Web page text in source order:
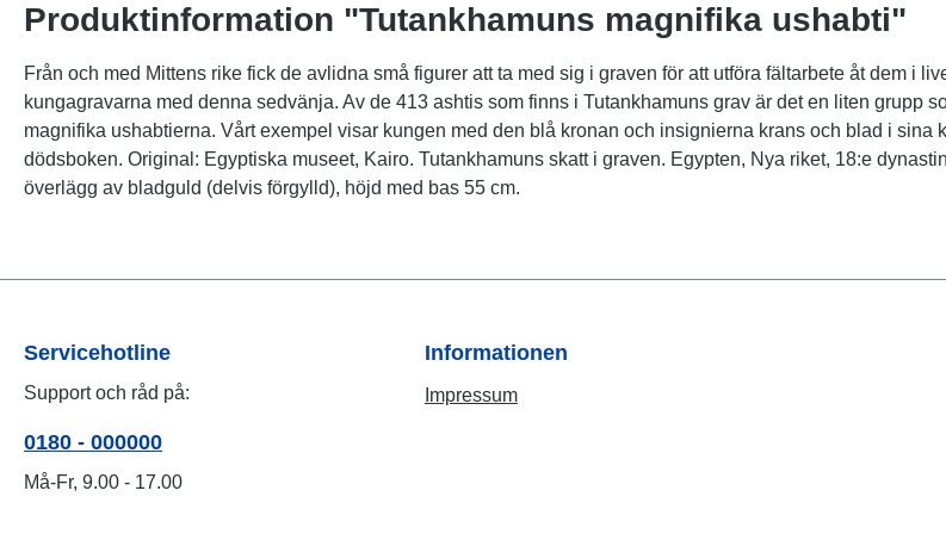
Produktinformation "Tutankhamuns magnifika ushabti"
Från och med Mittens rike fick de avlidna små figurer att ta med sig i graven för att utföra fältarbete åt dem i
kungagravarna med denna sedvänja. Av de 413 ashtis som finns i Tutankhamuns grav är det en liten grupp
magnifika ushabtierna. Vårt exempel visar kungen med den blå kronan och insignierna krans och blad i
dödsboken. Original: Egyptiska museet, Kairo. Tutankhamuns skatt i graven. Egypten, Nya riket, 18:e
överlägg av bladguld (delvis förgylld), höjd med bas 55 cm.
Servicehotline
Support och råd på:
0180 - 000000
Må-Fr, 9.00 - 17.00
Informationen
Impressum